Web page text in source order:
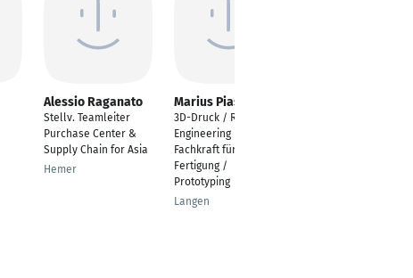
Alessio Raganato
Stellv. Teamleiter
Purchase Center &
Supply Chain for Asia
Hemer
Marius Piaseczny
3D-Druck / Reverse
Engineering /
Fachkraft für additive
Fertigung /
Prototyping
Langen